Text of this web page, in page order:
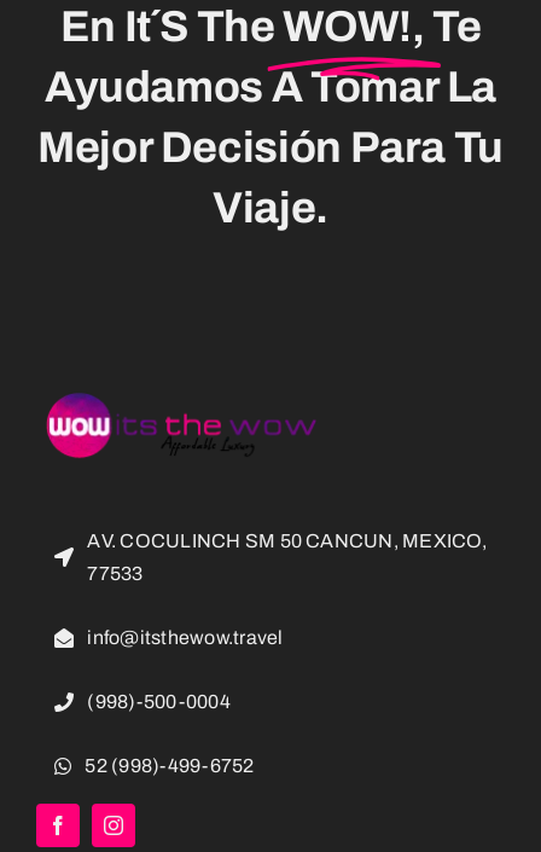
En It´s TheWOW!, Te
Ayudamos A Tomar La
Mejor Decisión Para Tu
Viaje.
AV. COCULINCH SM 50 CANCUN, MEXICO,
77533
info@itsthewow.travel
(998)-500-0004
52 (998)-499-6752